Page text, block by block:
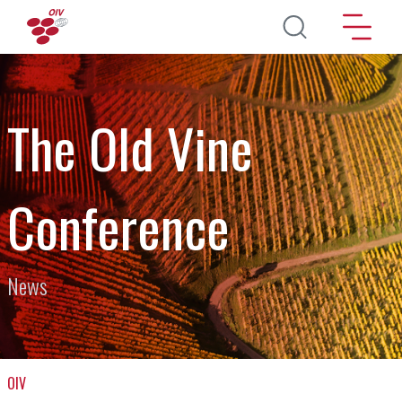
Aller au contenu principal
The Old Vine
Conference
News
OIV